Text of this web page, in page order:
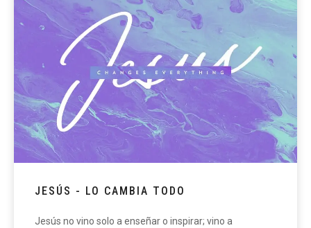
JESÚS - LO CAMBIA TODO
Jesús no vino solo a enseñar o inspirar; vino a